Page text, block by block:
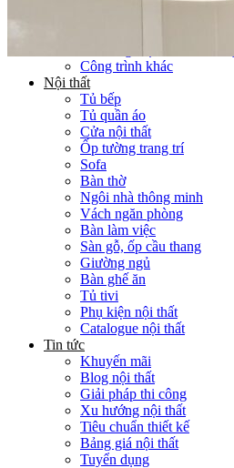
Công trình khác
Nội thất
Tủ bếp
Tủ quần áo
Cửa nội thất
Ốp tường trang trí
Sofa
Bàn thờ
Ngôi nhà thông minh
Vách ngăn phòng
Bàn làm việc
Sàn gỗ, ốp cầu thang
Giường ngủ
Bàn ghế ăn
Tủ tivi
Phụ kiện nội thất
Catalogue nội thất
Tin tức
Khuyến mãi
Blog nội thất
Giải pháp thi công
Xu hướng nội thất
Tiêu chuẩn thiết kế
Bảng giá nội thất
Tuyển dụng